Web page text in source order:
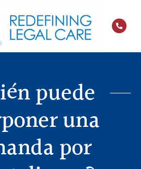
puede
una
por